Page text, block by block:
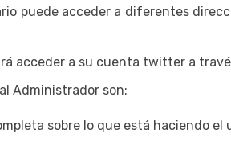
puede acceder a diferentes
acceder a su cuenta twitter a
Administrador son:
sobre lo que está haciendo el